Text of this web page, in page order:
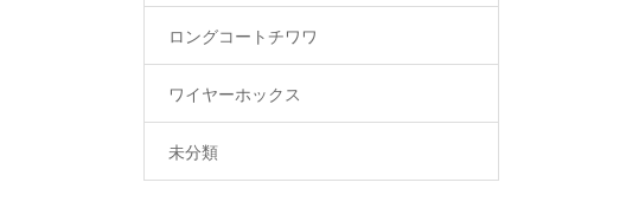
ロングコートチワワ
ワイヤーホックス
未分類